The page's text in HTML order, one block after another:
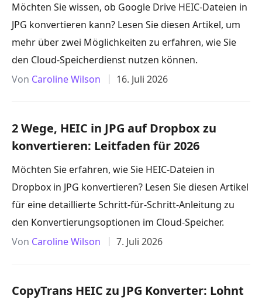
Möchten Sie wissen, ob Google Drive HEIC-Dateien in
JPG konvertieren kann? Lesen Sie diesen Artikel, um
mehr über zwei Möglichkeiten zu erfahren, wie Sie
den Cloud-Speicherdienst nutzen können.
Von Caroline Wilson 16. Juli 2026
2 Wege, HEIC in JPG auf Dropbox zu
konvertieren: Leitfaden für 2026
Möchten Sie erfahren, wie Sie HEIC-Dateien in
Dropbox in JPG konvertieren? Lesen Sie diesen Artikel
für eine detaillierte Schritt-für-Schritt-Anleitung zu
den Konvertierungsoptionen im Cloud-Speicher.
Von Caroline Wilson 7. Juli 2026
CopyTrans HEIC zu JPG Konverter: Lohnt